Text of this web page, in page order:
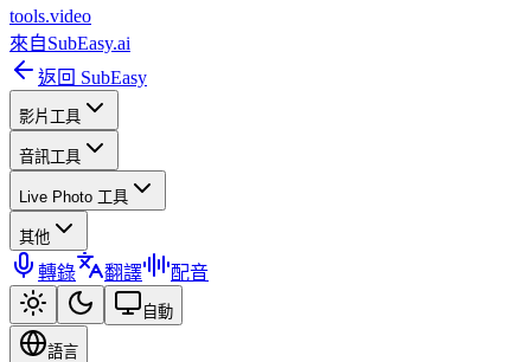
tools.video
來自SubEasy.ai
返回 SubEasy
影片工具
音訊工具
Live Photo 工具
其他
轉錄 翻譯 配音
自動
語言